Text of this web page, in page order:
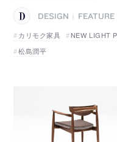
DESIGN
FEATURE
カリモク家具
NEW LIGHT
松島潤平